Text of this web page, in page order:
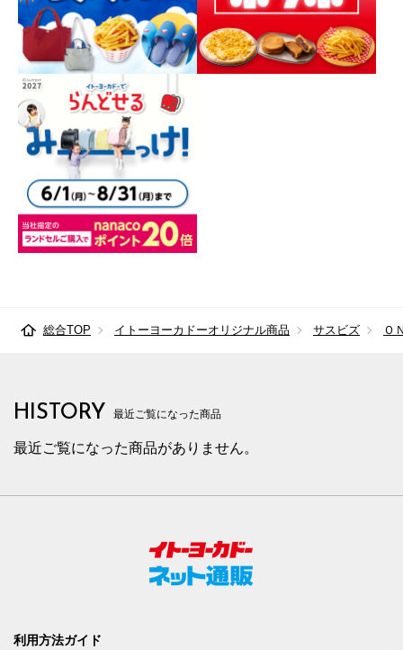
総合TOP イトーヨーカドーオリジナル商品 サスビズ Ｏ
HISTORY 最近ご覧になった商品
最近ご覧になった商品がありません。
利用方法ガイド